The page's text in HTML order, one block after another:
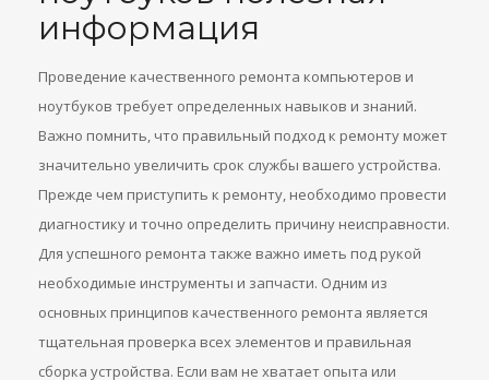
информация
Проведение качественного ремонта компьютеров и
ноутбуков требует определенных навыков и знаний.
Важно помнить, что правильный подход к ремонту может
значительно увеличить срок службы вашего устройства.
Прежде чем приступить к ремонту, необходимо провести
диагностику и точно определить причину неисправности.
Для успешного ремонта также важно иметь под рукой
необходимые инструменты и запчасти. Одним из
основных принципов качественного ремонта является
тщательная проверка всех элементов и правильная
сборка устройства. Если вам не хватает опыта или